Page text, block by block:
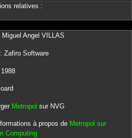
relatives :
Angel VILLAS
Zafiro Software
Metropol sur NVG
à propos de Metropol sur
Computing